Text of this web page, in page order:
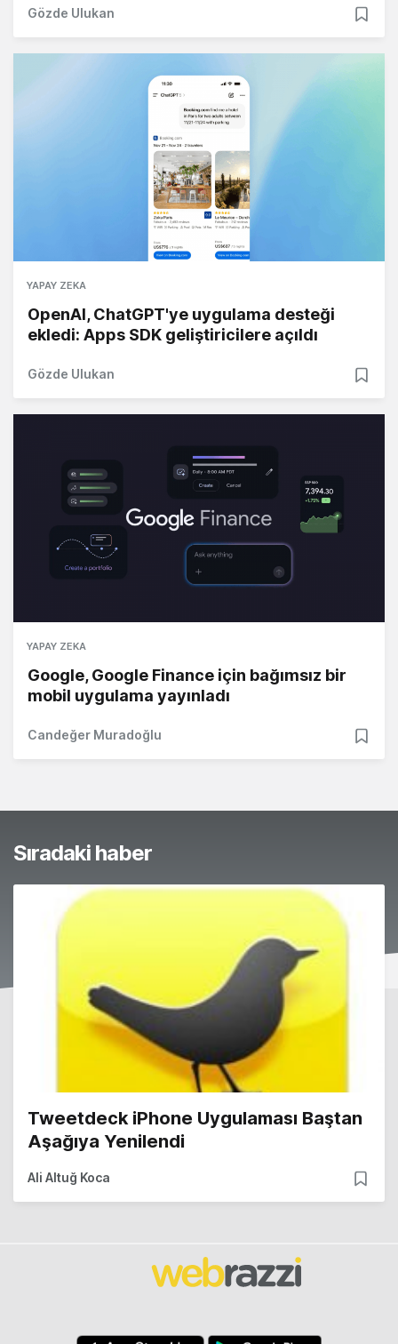
Gözde Ulukan
YAPAY ZEKA
OpenAI, ChatGPT'ye uygulama desteği
ekledi: Apps SDK geliştiricilere açıldı
Gözde Ulukan
YAPAY ZEKA
Google, Google Finance için bağımsız bir
mobil uygulama yayınladı
Candeğer Muradoğlu
Sıradaki haber
Tweetdeck iPhone Uygulaması Baştan
Aşağıya Yenilendi
Ali Altuğ Koca